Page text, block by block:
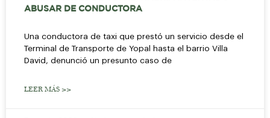
ABUSAR DE CONDUCTORA
Una conductora de taxi que prestó un servicio desde el
Terminal de Transporte de Yopal hasta el barrio Villa
David, denunció un presunto caso de
LEER MÁS >>